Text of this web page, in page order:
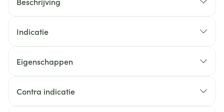
Indicatie
Eigenschappen
Contra indicatie